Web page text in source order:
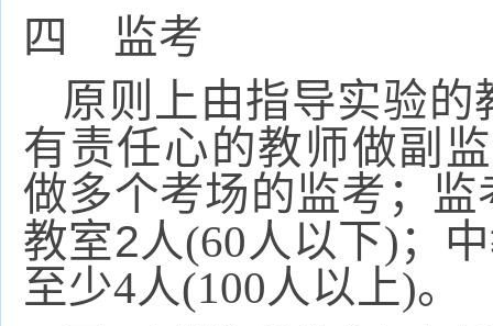
四 监考
原则上由指导实验
有责任心的教师做副
做多个考场的监考；
教室2人(60人以下) ；
至少4人(100人以上)。